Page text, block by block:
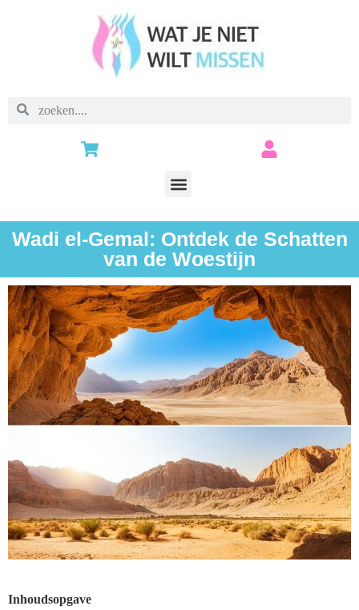
Wadi el-Gemal: Ontdek de Schatten
van de Woestijn
Inhoudsopgave